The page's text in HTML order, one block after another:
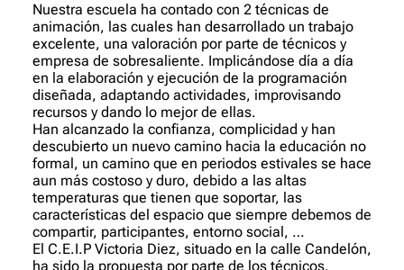
Nuestra escuela ha contado con 2 técnicas de
animación, las cuales han desarrollado un trabajo
excelente, una valoración por parte de técnicos y
empresa de sobresaliente. Implicándose día a día
en la elaboración y ejecución de la programación
diseñada, adaptando actividades, improvisando
recursos y dando lo mejor de ellas.
Han alcanzado la confianza, complicidad y han
descubierto un nuevo camino hacia la educación no
formal, un camino que en periodos estivales se hace
aun más costoso y duro, debido a las altas
temperaturas que tienen que soportar, las
características del espacio que siempre debemos de
compartir, participantes, entorno social, …
El C.E.I.P Victoria Diez, situado en la calle Candelón,
ha sido la propuesta por parte de los técnicos.